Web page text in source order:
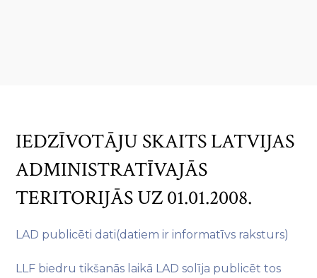
IEDZĪVOTĀJU SKAITS LATVIJAS
ADMINISTRATĪVAJĀS
TERITORIJĀS UZ 01.01.2008.
LAD publicēti dati(datiem ir informatīvs raksturs)
LLF biedru tikšanās laikā LAD solīja publicēt tos